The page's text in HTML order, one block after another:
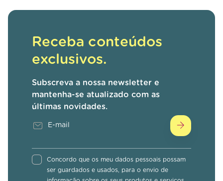
Receba conteúdos
exclusivos.
Subscreva a nossa newsletter e
mantenha-se atualizado com as
últimas novidades.
Concordo que os meu dados pessoais possam
ser guardados e usados, para o envio de